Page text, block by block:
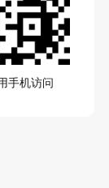
手机访问